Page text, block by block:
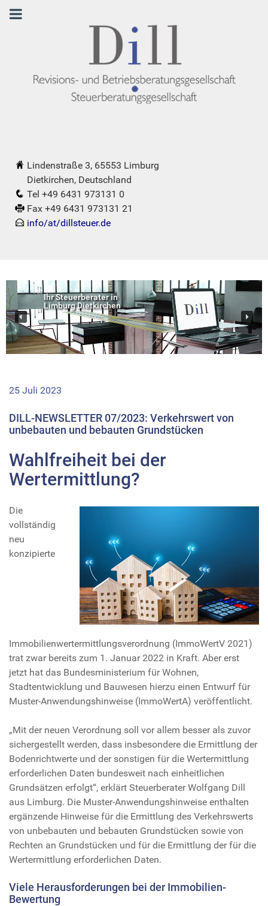
Lindenstraße 3, 65553 Limburg
Dietkirchen, Deutschland
Tel +49 6431 973131 0
Fax +49 6431 973131 21
info/at/dillsteuer.de
Ihr Steuerberater in
Limburg Dietkirchen
25 Juli 2023
DILL-NEWSLETTER 07/2023: Verkehrswert von
unbebauten und bebauten Grundstücken
Wahlfreiheit bei der
Wertermittlung?
Die
vollständig
neu
konzipierte
Immobilienwertermittlungsverordnung (ImmoWertV 2021)
trat zwar bereits zum 1. Januar 2022 in Kraft. Aber erst
jetzt hat das Bundesministerium für Wohnen,
Stadtentwicklung und Bauwesen hierzu einen Entwurf für
Muster-Anwendungshinweise (ImmoWertA) veröffentlicht.
„Mit der neuen Verordnung soll vor allem besser als zuvor
sichergestellt werden, dass insbesondere die Ermittlung der
Bodenrichtwerte und der sonstigen für die Wertermittlung
erforderlichen Daten bundesweit nach einheitlichen
Grundsätzen erfolgt“, erklärt Steuerberater Wolfgang Dill
aus Limburg. Die Muster-Anwendungshinweise enthalten
ergänzende Hinweise für die Ermittlung des Verkehrswerts
von unbebauten und bebauten Grundstücken sowie von
Rechten an Grundstücken und für die Ermittlung der für die
Wertermittlung erforderlichen Daten.
Viele Herausforderungen bei der Immobilien-
Bewertung